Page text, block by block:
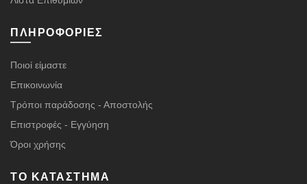
ΠΛΗΡΟΦΟΡΊΕΣ
Ποιοί είμαστε
Επικοινωνία
Τρόποι παράδοσης - Αποστολής
Επιστροφές - Εγγύηση
Όροι χρήσης
ΤΟ ΚΑΤΆΣΤΗΜΑ